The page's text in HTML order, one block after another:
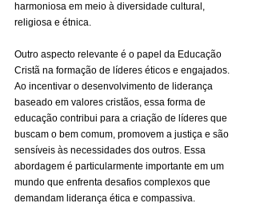
harmoniosa em meio à diversidade cultural,
religiosa e étnica.
Outro aspecto relevante é o papel da Educação
Cristã na formação de líderes éticos e engajados.
Ao incentivar o desenvolvimento de liderança
baseado em valores cristãos, essa forma de
educação contribui para a criação de líderes que
buscam o bem comum, promovem a justiça e são
sensíveis às necessidades dos outros. Essa
abordagem é particularmente importante em um
mundo que enfrenta desafios complexos que
demandam liderança ética e compassiva.